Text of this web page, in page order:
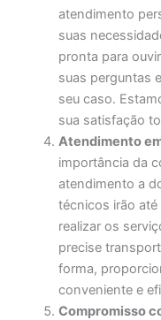
atendimento
suas
pronta para
suas perguntas
seu caso.
sua satisfação
Atendimento
importância da
atendimento a
técnicos irão até
realizar os
precise
forma,
conveniente e
Compromisso